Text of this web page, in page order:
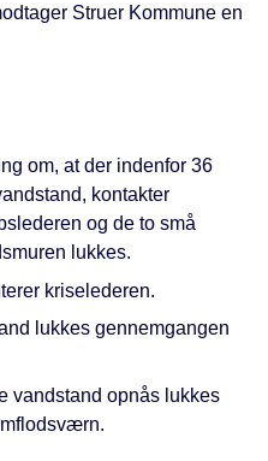
Struer Kommune en
om, at der indenfor 36
kontakter
og de to små
lukkes.
kriselederen.
lukkes gennemgangen
vandstand opnås lukkes